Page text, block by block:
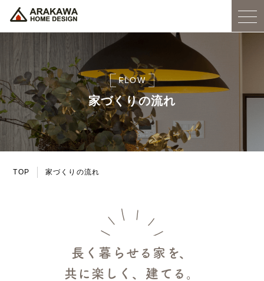
FLOW
家づくりの流れ
TOP 家づくりの流れ
長く暮らせる家を、
共に楽しく、建てる。